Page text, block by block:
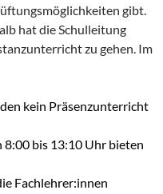
gibt.
hat die Schulleitung
zu gehen. Im
kein Präsenzunterricht
8:00 bis 13:10 Uhr bieten
Fachlehrer:innen